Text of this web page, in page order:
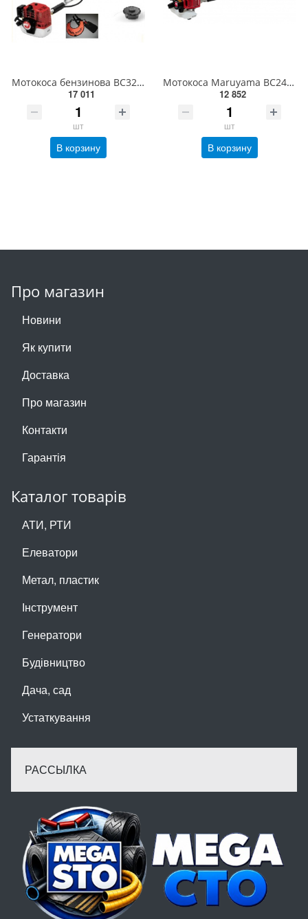
Мотокоса бензинова BC320H
17 011
шт
В корзину
Мотокоса Maruyama BC2430H-RST, EЕ232, 22,5см3, 1,03 к.с, 0,5л, 5,3кг, W руків'я, підвіс, 95,5ДБ (, 3
12 852
шт
В корзину
Про магазин
Новини
Як купити
Доставка
Про магазин
Контакти
Гарантія
Каталог товарів
АТИ, РТИ
Елеватори
Метал, пластик
Інструмент
Генератори
Будівництво
Дача, сад
Устаткування
РАССЫЛКА